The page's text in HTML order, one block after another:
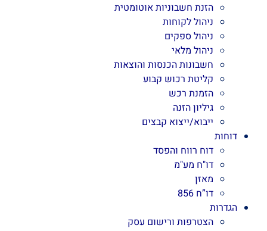
הזנת חשבוניות אוטומטית
ניהול לקוחות
ניהול ספקים
ניהול מלאי
חשבונות הכנסות והוצאות
קליטת רכוש קבוע
הזמנת רכש
גיליון הזנה
ייבוא/ייצוא קבצים
דוחות
דוח רווח והפסד
דו"ח מע"מ
מאזן
דו”ח 856
הגדרות
הצטרפות ורישום עסק